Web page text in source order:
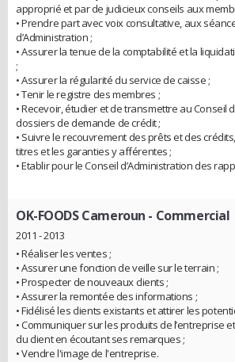
approprié et par de judicieux conseils aux
• Prendre part avec voix consultative, aux
d’Administration ;
• Assurer la tenue de la comptabilité et la
;
• Assurer la régularité du service de caisse ;
• Tenir le registre des membres ;
• Recevoir, étudier et de transmettre au Conseil
dossiers de demande de crédit ;
• Suivre le recouvrement des prêts et des
titres et les garanties y afférentes ;
• Etablir pour le Conseil d’Administration des
OK-FOODS Cameroun - Commercial
2011 - 2013
• Réaliser les ventes ;
• Assurer une fonction de veille sur le terrain ;
• Prospecter de nouveaux clients ;
• Assurer la remontée des informations ;
• Fidélisé les clients existants et attirer les
• Communiquer sur les produits de l’entreprise
du client en écoutant ses remarques ;
• Vendre l'image de l'entreprise.